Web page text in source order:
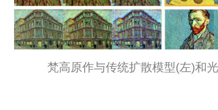
梵高原作与传统扩散模型(左)和